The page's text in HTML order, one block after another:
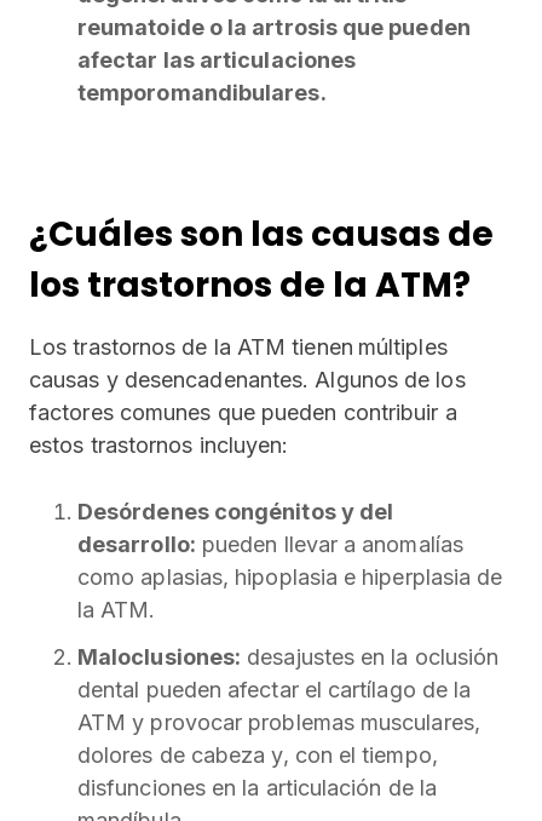
reumatoide o la artrosis que pueden
afectar las articulaciones
temporomandibulares.
¿Cuáles son las causas de
los trastornos de la ATM?
Los trastornos de la ATM tienen múltiples
causas y desencadenantes. Algunos de los
factores comunes que pueden contribuir a
estos trastornos incluyen:
Desórdenes congénitos y del
desarrollo: pueden llevar a anomalías
como aplasias, hipoplasia e hiperplasia de
la ATM.
Maloclusiones: desajustes en la oclusión
dental pueden afectar el cartílago de la
ATM y provocar problemas musculares,
dolores de cabeza y, con el tiempo,
disfunciones en la articulación de la